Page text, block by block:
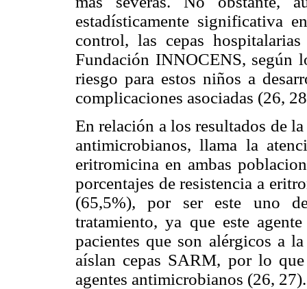
estadísticamente significativa
control, las cepas
Fundación INNOCENS, según
riesgo para estos niños a
complicaciones asociadas (26,
En relación a los resultados de
antimicrobianos, llama la
eritromicina en ambas
porcentajes de resistencia a
(65,5%),
por ser este uno
tratamiento, ya que este
pacientes que son alérgicos a
aíslan cepas SARM, por lo
agentes antimicrobianos (26, 27).